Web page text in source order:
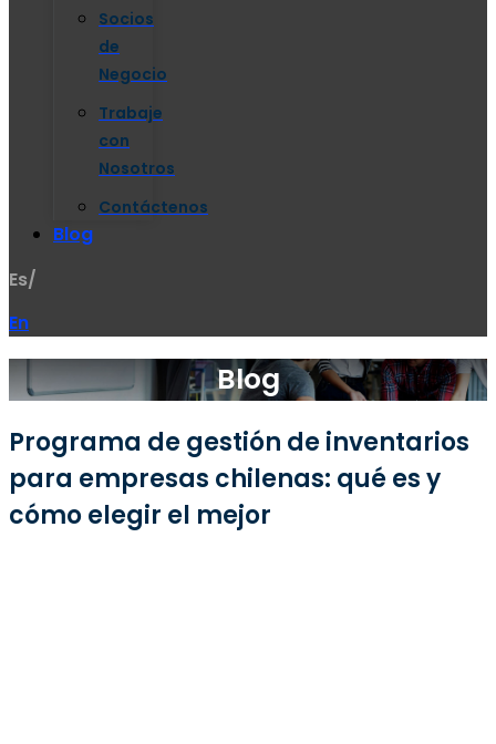
Socios
de
Negocio
Trabaje
con
Nosotros
Contáctenos
Blog
Es/
En
Blog
Programa de gestión de inventarios
para empresas chilenas: qué es y
cómo elegir el mejor